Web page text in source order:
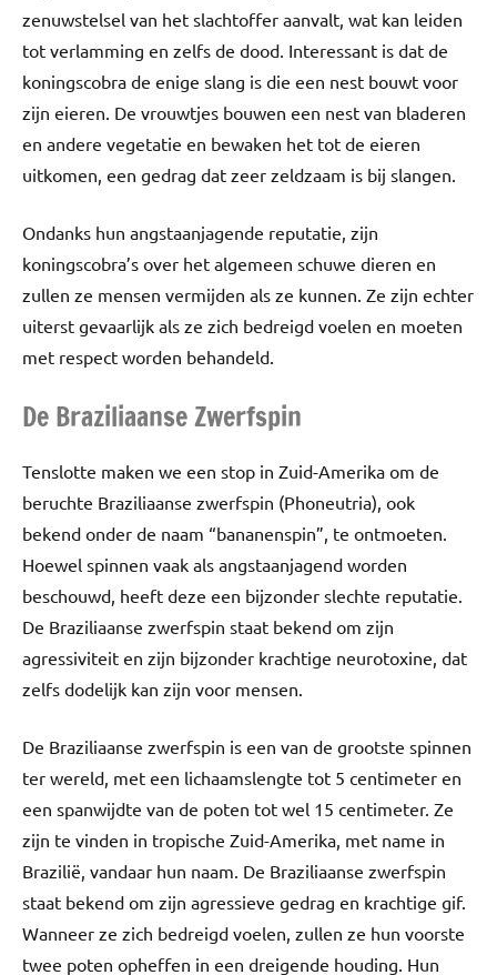
zenuwstelsel van het slachtoffer aanvalt, wat kan leiden
tot verlamming en zelfs de dood. Interessant is dat de
koningscobra de enige slang is die een nest bouwt voor
zijn eieren. De vrouwtjes bouwen een nest van bladeren
en andere vegetatie en bewaken het tot de eieren
uitkomen, een gedrag dat zeer zeldzaam is bij slangen.
Ondanks hun angstaanjagende reputatie, zijn
koningscobra’s over het algemeen schuwe dieren en
zullen ze mensen vermijden als ze kunnen. Ze zijn echter
uiterst gevaarlijk als ze zich bedreigd voelen en moeten
met respect worden behandeld.
De Braziliaanse Zwerfspin
Tenslotte maken we een stop in Zuid-Amerika om de
beruchte Braziliaanse zwerfspin (Phoneutria), ook
bekend onder de naam “bananenspin”, te ontmoeten.
Hoewel spinnen vaak als angstaanjagend worden
beschouwd, heeft deze een bijzonder slechte reputatie.
De Braziliaanse zwerfspin staat bekend om zijn
agressiviteit en zijn bijzonder krachtige neurotoxine, dat
zelfs dodelijk kan zijn voor mensen.
De Braziliaanse zwerfspin is een van de grootste spinnen
ter wereld, met een lichaamslengte tot 5 centimeter en
een spanwijdte van de poten tot wel 15 centimeter. Ze
zijn te vinden in tropische Zuid-Amerika, met name in
Brazilië, vandaar hun naam. De Braziliaanse zwerfspin
staat bekend om zijn agressieve gedrag en krachtige gif.
Wanneer ze zich bedreigd voelen, zullen ze hun voorste
twee poten opheffen in een dreigende houding. Hun